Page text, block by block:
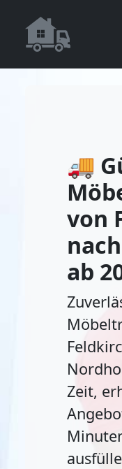
🚚
von
ab
Zeit,